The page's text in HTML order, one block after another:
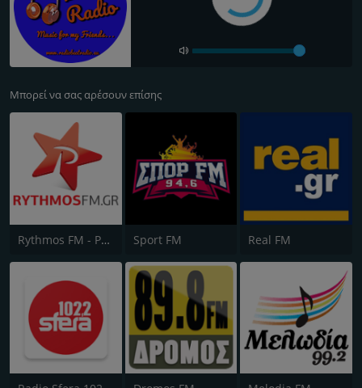
Μπορεί να σας αρέσουν επίσης
Rythmos FM - Ρυθμος 94.9 Sport FM Real FM